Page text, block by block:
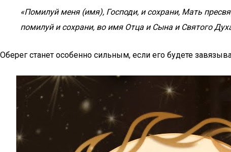
«Помилуй меня (имя), Господи, и сохрани, Мать
помилуй и сохрани, во имя Отца и Сына и Святого
Оберег станет особенно сильным, если его будете